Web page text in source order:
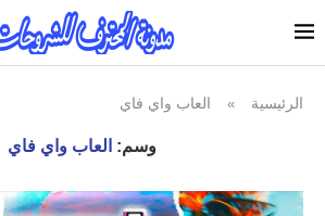
الرئيسية » العاب واي فاي
وسم: العاب واي فاي